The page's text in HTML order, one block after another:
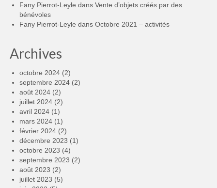
Fany Pierrot-Leyle dans Vente d’objets créés par des
bénévoles
Fany Pierrot-Leyle dans Octobre 2021 – activités
Archives
octobre 2024 (2)
septembre 2024 (2)
août 2024 (2)
juillet 2024 (2)
avril 2024 (1)
mars 2024 (1)
février 2024 (2)
décembre 2023 (1)
octobre 2023 (4)
septembre 2023 (2)
août 2023 (2)
juillet 2023 (5)